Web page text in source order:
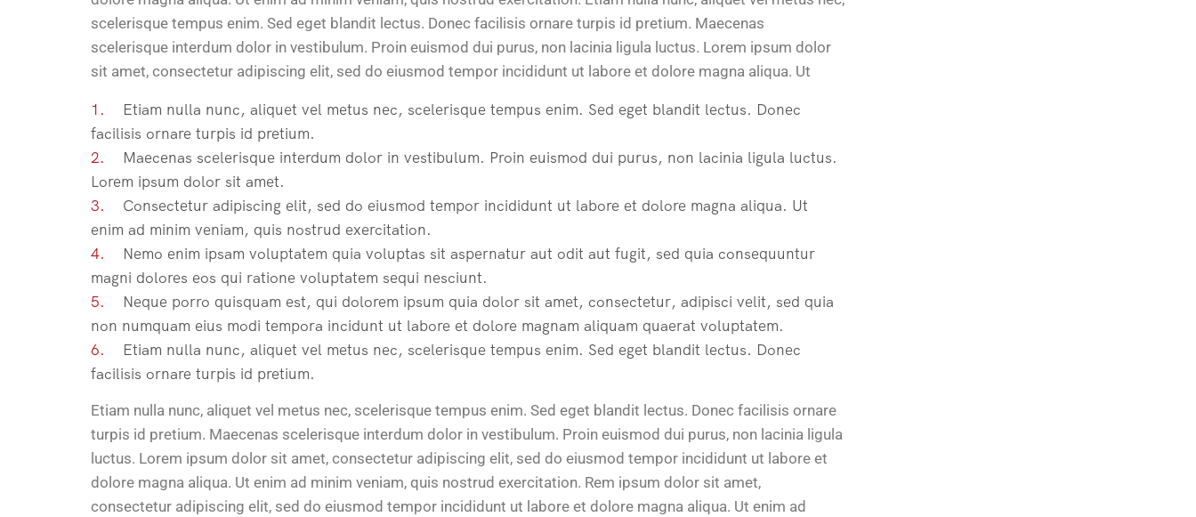
scelerisque tempus enim. Sed eget blandit lectus. Donec facilisis ornare turpis id pretium. Maecenas
scelerisque interdum dolor in vestibulum. Proin euismod dui purus, non lacinia ligula luctus. Lorem ipsum dolor
sit amet, consectetur adipiscing elit, sed do eiusmod tempor incididunt ut labore et dolore magna aliqua. Ut
1. Etiam nulla nunc, aliquet vel metus nec, scelerisque tempus enim. Sed eget blandit lectus. Donec
facilisis ornare turpis id pretium.
2. Maecenas scelerisque interdum dolor in vestibulum. Proin euismod dui purus, non lacinia ligula luctus.
Lorem ipsum dolor sit amet.
3. Consectetur adipiscing elit, sed do eiusmod tempor incididunt ut labore et dolore magna aliqua. Ut
enim ad minim veniam, quis nostrud exercitation.
4. Nemo enim ipsam voluptatem quia voluptas sit aspernatur aut odit aut fugit, sed quia consequuntur
magni dolores eos qui ratione voluptatem sequi nesciunt.
5. Neque porro quisquam est, qui dolorem ipsum quia dolor sit amet, consectetur, adipisci velit, sed quia
non numquam eius modi tempora incidunt ut labore et dolore magnam aliquam quaerat voluptatem.
6. Etiam nulla nunc, aliquet vel metus nec, scelerisque tempus enim. Sed eget blandit lectus. Donec
facilisis ornare turpis id pretium.
Etiam nulla nunc, aliquet vel metus nec, scelerisque tempus enim. Sed eget blandit lectus. Donec facilisis ornare
turpis id pretium. Maecenas scelerisque interdum dolor in vestibulum. Proin euismod dui purus, non lacinia ligula
luctus. Lorem ipsum dolor sit amet, consectetur adipiscing elit, sed do eiusmod tempor incididunt ut labore et
dolore magna aliqua. Ut enim ad minim veniam, quis nostrud exercitation. Rem ipsum dolor sit amet,
consectetur adipiscing elit, sed do eiusmod tempor incididunt ut labore et dolore magna aliqua. Ut enim ad